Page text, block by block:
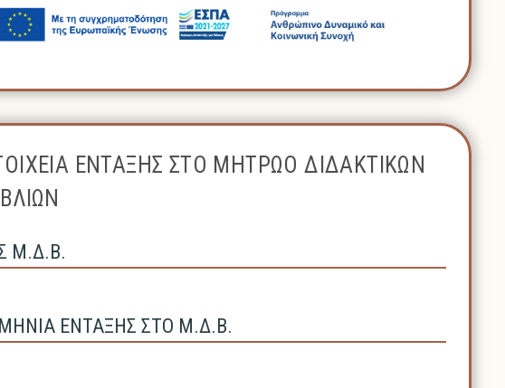
ΕΝΤΑΞΗΣ ΣΤΟ ΜΗΤΡΩΟ ΔΙΔΑΚΤΙΚΩΝ
Μ.Δ.Β.
ΕΝΤΑΞΗΣ ΣΤΟ Μ.Δ.Β.